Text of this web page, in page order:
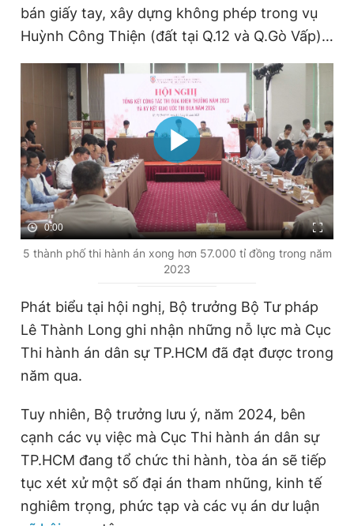
bán giấy tay, xây dựng không phép trong vụ
Huỳnh Công Thiện (đất tại Q.12 và Q.Gò Vấp)…
0:00
5 thành phố thi hành án xong hơn 57.000 tỉ đồng trong năm
2023
Phát biểu tại hội nghị, Bộ trưởng Bộ Tư pháp
Lê Thành Long ghi nhận những nỗ lực mà Cục
Thi hành án dân sự TP.HCM đã đạt được trong
năm qua.
Tuy nhiên, Bộ trưởng lưu ý, năm 2024, bên
cạnh các vụ việc mà Cục Thi hành án dân sự
TP.HCM đang tổ chức thi hành, tòa án sẽ tiếp
tục xét xử một số đại án tham nhũng, kinh tế
nghiêm trọng, phức tạp và các vụ án dư luận